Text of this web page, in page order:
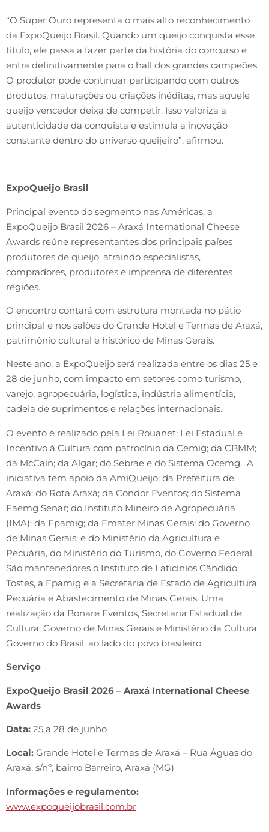
“O Super Ouro representa o mais alto reconhecimento
da ExpoQueijo Brasil. Quando um queijo conquista esse
título, ele passa a fazer parte da história do concurso e
entra definitivamente para o hall dos grandes campeões.
O produtor pode continuar participando com outros
produtos, maturações ou criações inéditas, mas aquele
queijo vencedor deixa de competir. Isso valoriza a
autenticidade da conquista e estimula a inovação
constante dentro do universo queijeiro”, afirmou.
ExpoQueijo Brasil
Principal evento do segmento nas Américas, a
ExpoQueijo Brasil 2026 – Araxá International Cheese
Awards reúne representantes dos principais países
produtores de queijo, atraindo especialistas,
compradores, produtores e imprensa de diferentes
regiões.
O encontro contará com estrutura montada no pátio
principal e nos salões do Grande Hotel e Termas de Araxá,
patrimônio cultural e histórico de Minas Gerais.
Neste ano, a ExpoQueijo será realizada entre os dias 25 e
28 de junho, com impacto em setores como turismo,
varejo, agropecuária, logística, indústria alimentícia,
cadeia de suprimentos e relações internacionais.
O evento é realizado pela Lei Rouanet; Lei Estadual e
Incentivo à Cultura com patrocínio da Cemig; da CBMM;
da McCain; da Algar; do Sebrae e do Sistema Ocemg. A
iniciativa tem apoio da AmiQueijo; da Prefeitura de
Araxá; do Rota Araxá; da Condor Eventos; do Sistema
Faemg Senar; do Instituto Mineiro de Agropecuária
(IMA); da Epamig; da Emater Minas Gerais; do Governo
de Minas Gerais; e do Ministério da Agricultura e
Pecuária, do Ministério do Turismo, do Governo Federal.
São mantenedores o Instituto de Laticínios Cândido
Tostes, a Epamig e a Secretaria de Estado de Agricultura,
Pecuária e Abastecimento de Minas Gerais. Uma
realização da Bonare Eventos, Secretaria Estadual de
Cultura, Governo de Minas Gerais e Ministério da Cultura,
Governo do Brasil, ao lado do povo brasileiro.
Serviço
ExpoQueijo Brasil 2026 – Araxá International Cheese
Awards
Data: 25 a 28 de junho
Local: Grande Hotel e Termas de Araxá – Rua Águas do
Araxá, s/nº, bairro Barreiro, Araxá (MG)
Informações e regulamento:
www.expoqueijobrasil.com.br